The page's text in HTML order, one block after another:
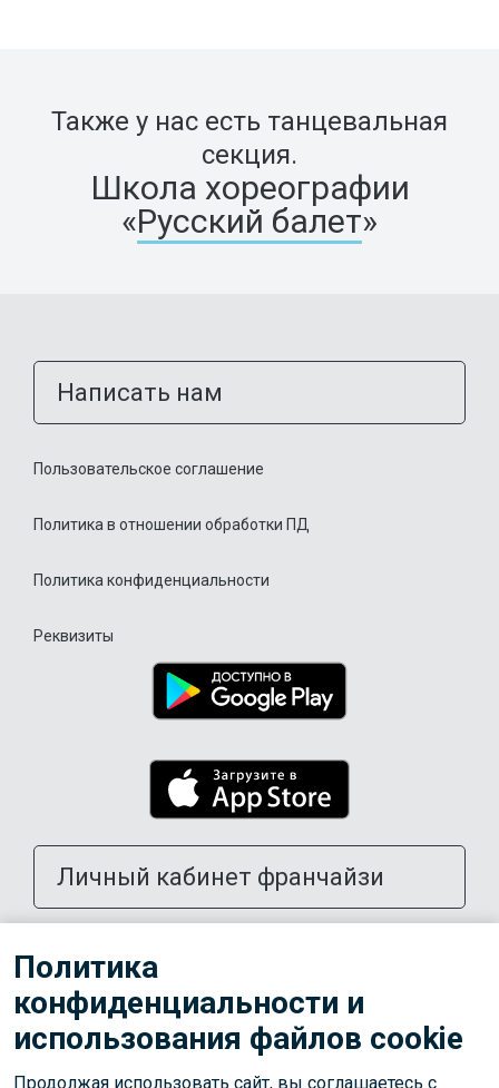
Также у нас есть танцевальная
секция.
Школа хореографии
«Русский балет»
Написать нам
Пользовательское соглашение
Политика в отношении обработки ПД
Политика конфиденциальности
Реквизиты
Личный кабинет франчайзи
Тренерам
Политика
конфиденциальности и
использования файлов cookie
Продолжая использовать сайт, вы соглашаетесь с